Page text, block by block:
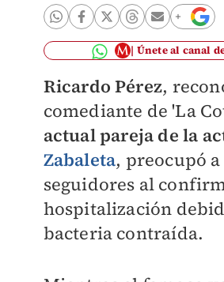
Únete al canal
Ricardo Pérez,
comediante de 'La
actualpareja de la
Zabaleta, preocupó a
seguidores al
hospitalización
bacteria contraída.